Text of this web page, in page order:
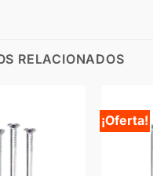
RELACIONADOS
¡Oferta!